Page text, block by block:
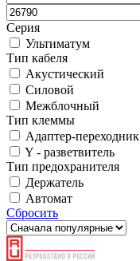
Серия
Ультиматум
Тип кабеля
Акустический
Силовой
Межблочный
Тип клеммы
Адаптер-переходник
Y - разветвитель
Тип предохранителя
Держатель
Автомат
Сбросить